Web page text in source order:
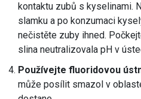
kontaktu zubů s kyselinami.
slamku a po konzumaci
nečistěte zuby ihned.
slina neutralizovala pH v
Používejte fluoridovou
může posílit smazol v